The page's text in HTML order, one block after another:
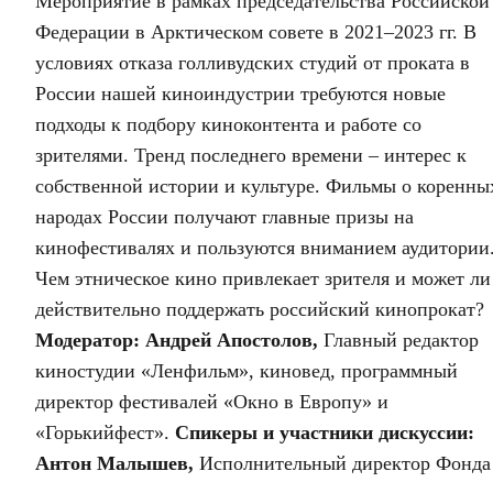
Федерации в Арктическом совете в 2021–2023 гг. В
условиях отказа голливудских студий от проката в
России нашей киноиндустрии требуются новые
подходы к подбору киноконтента и работе со
зрителями. Тренд последнего времени – интерес к
собственной истории и культуре. Фильмы о
народах России получают главные призы на
кинофестивалях и пользуются вниманием
Чем этническое кино привлекает зрителя и может ли
действительно поддержать российский кинопрокат?
Модератор: Андрей Апостолов, Главный редактор
киностудии «Ленфильм», киновед, программный
директор фестивалей «Окно в Европу» и
«Горькийфест». Спикеры и участники дискуссии:
Антон Малышев, Исполнительный директор Фонда